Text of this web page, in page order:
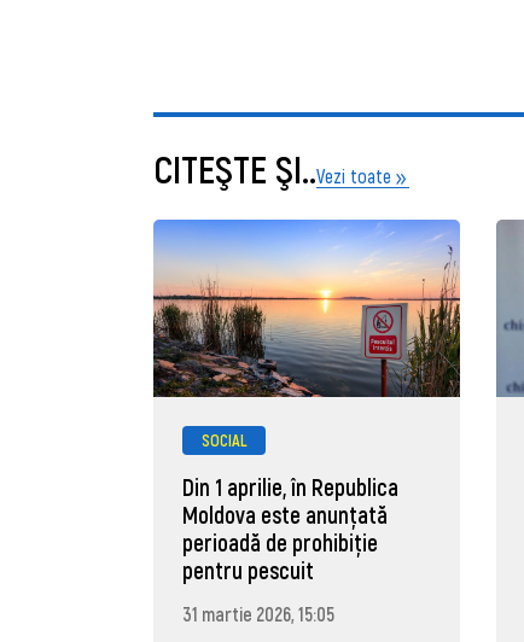
CITEŞTE ŞI..Vezi toate
SOCIAL
Din 1 aprilie, în Republica
Moldova este anunţată
perioadă de prohibiţie
pentru pescuit
31 martie 2026, 15:05